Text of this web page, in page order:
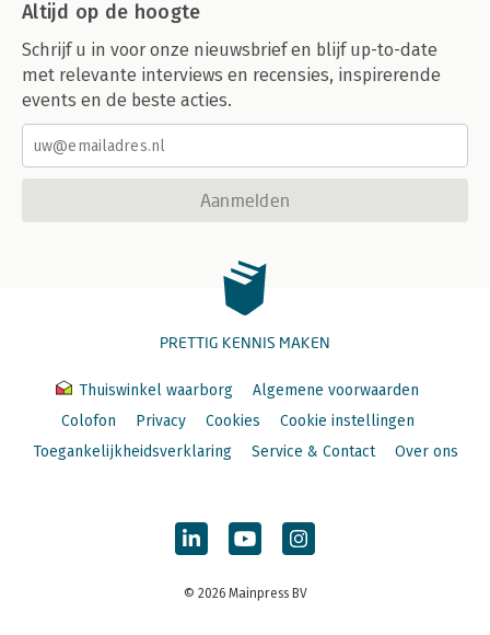
Altijd op de hoogte
Schrijf u in voor onze nieuwsbrief en blijf up-to-date
met relevante interviews en recensies, inspirerende
events en de beste acties.
Aanmelden
PRETTIG KENNIS MAKEN
Thuiswinkel waarborg
Algemene voorwaarden
Colofon
Privacy Cookies
Cookie instellingen
Toegankelijkheidsverklaring
Service & Contact Over ons
© 2026 Mainpress BV